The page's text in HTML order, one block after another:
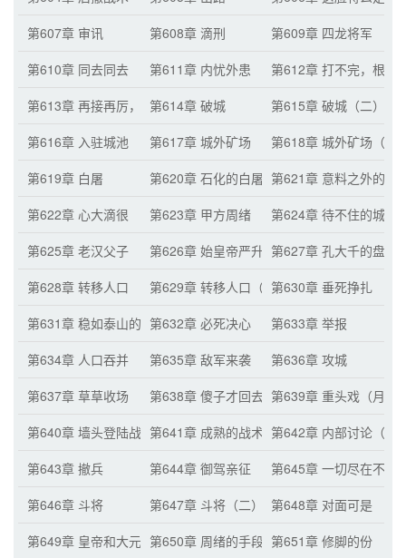
第607章 审讯
第608章 滴刑
第609章 四龙将军
第610章 同去同去
第611章 内忧外患
第612章 打不完，根本
第613章 再接再厉，多生几个
第614章 破城
第615章 破城（二）
第616章 入驻城池
第617章 城外矿场
第618章 城外矿场（二
第619章 白屠
第620章 石化的白屠 第621章 意料之外的雇
第622章 心大滴很
第623章 甲方周绪
第624章 待不住的城民
第625章 老汉父子
第626章 始皇帝严升 第627章 孔大千的盘算
第628章 转移人口
第629章 转移人口（二）第630章 垂死挣扎
第631章 稳如泰山的李策第632章 必死决心
第633章 举报
第634章 人口吞并
第635章 敌军来袭
第636章 攻城
第637章 草草收场
第638章 傻子才回去 第639章 重头戏（月票
第640章 墙头登陆战 第641章 成熟的战术 第642章 内部讨论（之
第643章 撤兵
第644章 御驾亲征
第645章 一切尽在不言
第646章 斗将
第647章 斗将（二）
第648章 对面可是
第649章 皇帝和大元帅第650章 周绪的手段 第651章 修脚的份